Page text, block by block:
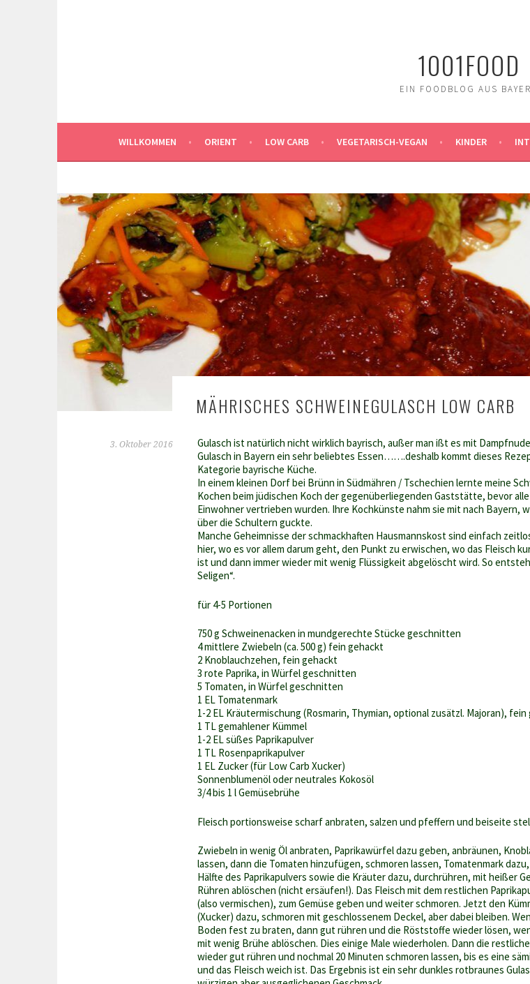
1001FOOD
EIN FOODBLOG AUS
WILLKOMMEN ORIENT LOW CARB VEGETARISCH-VEGAN KINDER
MÄHRISCHES SCHWEINEGULASCH LOW CARB
3. Oktober 2016
Gulasch ist natürlich nicht wirklich bayrisch, außer man ißt es mit
Gulasch in Bayern ein sehr beliebtes Essen…….deshalb kommt dieses
Kategorie bayrische Küche.
In einem kleinen Dorf bei Brünn in Südmähren / Tschechien lernte meine
Kochen beim jüdischen Koch der gegenüberliegenden Gaststätte, bevor
Einwohner vertrieben wurden. Ihre Kochkünste nahm sie mit nach Bayern,
über die Schultern guckte.
Manche Geheimnisse der schmackhaften Hausmannskost sind einfach
hier, wo es vor allem darum geht, den Punkt zu erwischen, wo das Fleisch
ist und dann immer wieder mit wenig Flüssigkeit abgelöscht wird. So
Seligen“.
für 4-5 Portionen
750 g Schweinenacken in mundgerechte Stücke geschnitten
4 mittlere Zwiebeln (ca. 500 g) fein gehackt
2 Knoblauchzehen, fein gehackt
3 rote Paprika, in Würfel geschnitten
5 Tomaten, in Würfel geschnitten
1 EL Tomatenmark
1-2 EL Kräutermischung (Rosmarin, Thymian, optional zusätzl. Majoran),
1 TL gemahlener Kümmel
1-2 EL süßes Paprikapulver
1 TL Rosenpaprikapulver
1 EL Zucker (für Low Carb Xucker)
Sonnenblumenöl oder neutrales Kokosöl
3/4 bis 1 l Gemüsebrühe
Fleisch portionsweise scharf anbraten, salzen und pfeffern und beiseite
Zwiebeln in wenig Öl anbraten, Paprikawürfel dazu geben, anbräunen,
lassen, dann die Tomaten hinzufügen, schmoren lassen, Tomatenmark
Hälfte des Paprikapulvers sowie die Kräuter dazu, durchrühren, mit heißer
Rühren ablöschen (nicht ersäufen!). Das Fleisch mit dem restlichen
(also vermischen), zum Gemüse geben und weiter schmoren. Jetzt den
(Xucker) dazu, schmoren mit geschlossenem Deckel, aber dabei bleiben.
Boden fest zu braten, dann gut rühren und die Röststoffe wieder lösen,
mit wenig Brühe ablöschen. Dies einige Male wiederholen. Dann die
wieder gut rühren und nochmal 20 Minuten schmoren lassen, bis es eine
und das Fleisch weich ist. Das Ergebnis ist ein sehr dunkles rotbraunes